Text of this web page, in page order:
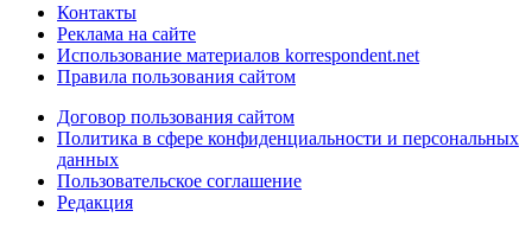
Контакты
Реклама на сайте
Использование материалов korrespondent.net
Правила пользования сайтом
Договор пользования сайтом
Политика в сфере конфиденциальности и персональных
данных
Пользовательское соглашение
Редакция